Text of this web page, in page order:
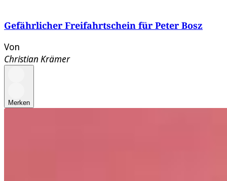
Gefährlicher Freifahrtschein für Peter Bosz
Von
Christian Krämer
Merken